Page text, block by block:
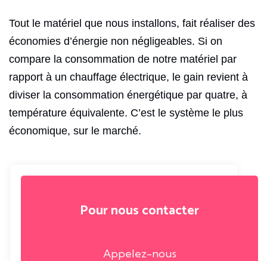
Tout le matériel que nous installons, fait réaliser des
économies d’énergie non négligeables. Si on
compare la consommation de notre matériel par
rapport à un chauffage électrique, le gain revient à
diviser la consommation énergétique par quatre, à
température équivalente. C’est le système le plus
économique, sur le marché.
Pour nous contacter
Appelez-nous